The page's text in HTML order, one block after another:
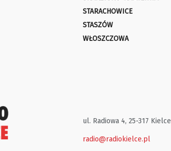
STARACHOWICE
STASZÓW
WŁOSZCZOWA
ul. Radiowa 4, 25-317 Kielce
radio@radiokielce.pl